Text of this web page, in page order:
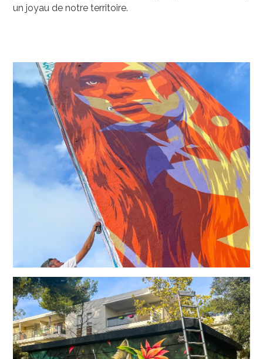
un joyau de notre territoire.